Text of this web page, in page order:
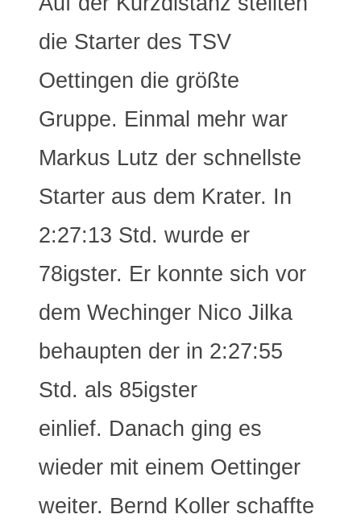
die Starter des TSV
Oettingen die größte
Gruppe. Einmal mehr war
Markus Lutz der schnellste
Starter aus dem Krater. In
2:27:13 Std. wurde er
78igster. Er konnte sich vor
dem Wechinger Nico Jilka
behaupten der in 2:27:55
Std. als 85igster
einlief. Danach ging es
wieder mit einem Oettinger
weiter. Bernd Koller schaffte